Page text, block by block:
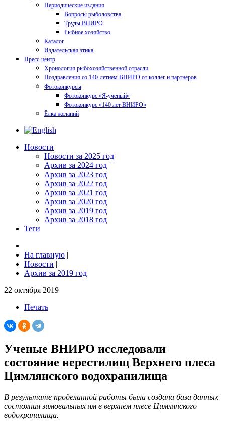
Периодические издания
Вопросы рыболовства
Труды ВНИРО
Рыбное хозяйство
Каталог
Издательская этика
Пресс-центр
Хронология рыбохозяйственной отрасли
Поздравления со 140-летием ВНИРО от коллег и партнеров
Фотоконкурсы
Фотоконкурс «Я-ученый»
Фотоконкурс «140 лет ВНИРО»
Ёлка желаний
Новости
Новости за 2025 год
Архив за 2024 год
Архив за 2023 год
Архив за 2022 год
Архив за 2021 год
Архив за 2020 год
Архив за 2019 год
Архив за 2018 год
Теги
На главную |
Новости |
Архив за 2019 год
22 октября 2019
Печать
Ученые ВНИРО исследовали
состояние нерестилищ Верхнего плеса
Цимлянского водохранилища
В результате проделанной работы была создана база данных
состояния зимовальных ям в верхнем плесе Цимлянского
водохранилища.